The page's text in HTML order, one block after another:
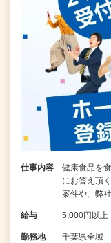
仕事内容
健康食品を
にお答え頂
案件や、弊
給与 5,000円以
勤務地 千葉県全域